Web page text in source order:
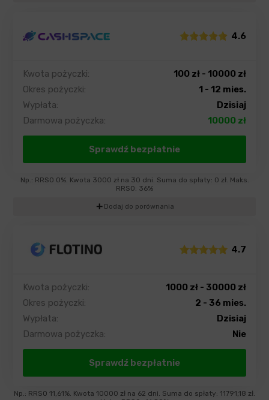
4.6
Kwota pożyczki:
100 zł - 10000 zł
Okres pożyczki:
1 - 12 mies.
Wypłata:
Dzisiaj
Darmowa pożyczka:
10000 zł
Sprawdź bezpłatnie
Np.: RRSO 0%. Kwota 3000 zł na 30 dni. Suma do spłaty: 0 zł. Maks.
RRSO: 36%
add Dodaj do porównania
4.7
Kwota pożyczki:
1000 zł - 30000 zł
Okres pożyczki:
2 - 36 mies.
Wypłata:
Dzisiaj
Darmowa pożyczka:
Nie
Sprawdź bezpłatnie
Np.: RRSO 11,61%. Kwota 10000 zł na 62 dni. Suma do spłaty: 11791,18 zł.